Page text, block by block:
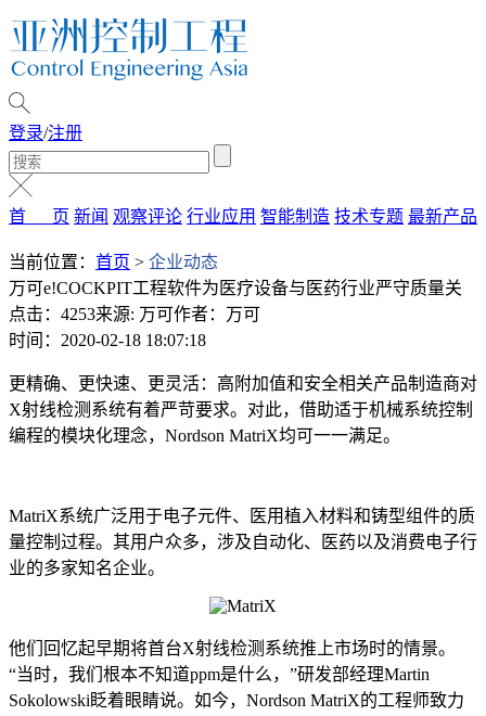
登录/注册
首 页 新闻 观察评论 行业应用 智能制造 技术专题 最新产品
当前位置： 首页 > 企业动态
万可e!COCKPIT工程软件为医疗设备与医药行业严守质量关
点击：4253来源: 万可作者：万可
时间：2020-02-18 18:07:18
更精确、更快速、更灵活：高附加值和安全相关产品制造商对
X射线检测系统有着严苛要求。对此，借助适于机械系统控制
编程的模块化理念，Nordson MatriX均可一一满足。
MatriX系统广泛用于电子元件、医用植入材料和铸型组件的质
量控制过程。其用户众多，涉及自动化、医药以及消费电子行
业的多家知名企业。
他们回忆起早期将首台X射线检测系统推上市场时的情景。
“当时，我们根本不知道ppm是什么，”研发部经理Martin
Sokolowski眨着眼睛说。如今，Nordson MatriX的工程师致力